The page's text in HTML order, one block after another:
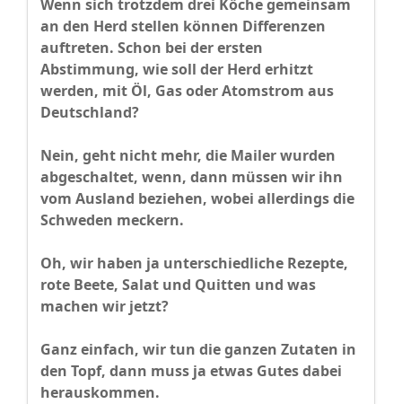
Wenn sich trotzdem drei Köche gemeinsam
an den Herd stellen können Differenzen
auftreten. Schon bei der ersten
Abstimmung, wie soll der Herd erhitzt
werden, mit Öl, Gas oder Atomstrom aus
Deutschland?
Nein, geht nicht mehr, die Mailer wurden
abgeschaltet, wenn, dann müssen wir ihn
vom Ausland beziehen, wobei allerdings die
Schweden meckern.
Oh, wir haben ja unterschiedliche Rezepte,
rote Beete, Salat und Quitten und was
machen wir jetzt?
Ganz einfach, wir tun die ganzen Zutaten in
den Topf, dann muss ja etwas Gutes dabei
herauskommen.